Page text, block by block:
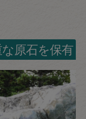
原石を保有